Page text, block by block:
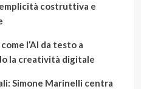
costruttiva e
l’AI da testo a
la creatività digitale
Simone Marinelli centra